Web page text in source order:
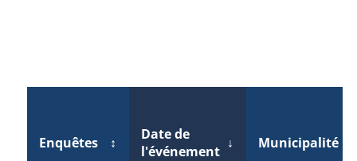
Enquêtes ↕
Date de
l'événement ↓ Municipalité